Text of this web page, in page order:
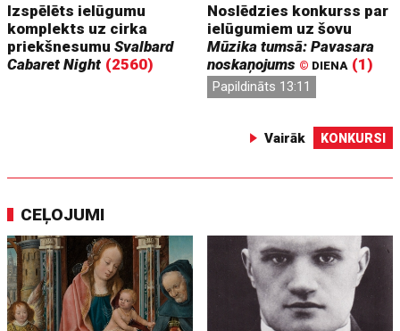
Izspēlēts ielūgumu
komplekts uz cirka
priekšnesumuSvalbard
Cabaret Night (2560)
Noslēdzies konkurss par
ielūgumiem uz šovu
Mūzika tumsā: Pavasara
noskaņojums © DIENA (1)
Papildināts 13:11
Vairāk KONKURSI
CEĻOJUMI